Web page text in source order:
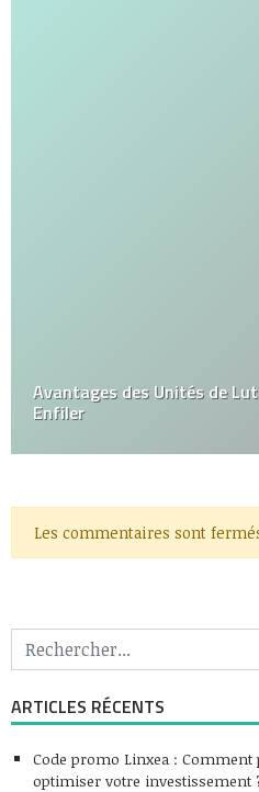
Avantages des Unités de
Enfiler
Les commentaires sont
ARTICLES RÉCENTS
Code promo Linxea :
optimiser votre investissement